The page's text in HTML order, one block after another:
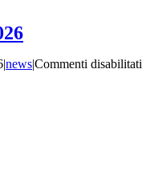
|news|Commenti disabilitati